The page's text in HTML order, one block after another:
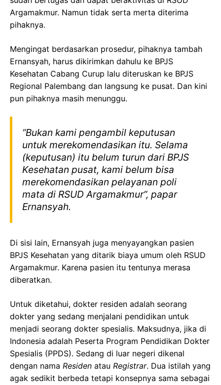
Argamakmur. Namun tidak serta merta diterima
pihaknya.
Mengingat berdasarkan prosedur, pihaknya tambah
Ernansyah, harus dikirimkan dahulu ke BPJS
Kesehatan Cabang Curup lalu diteruskan ke BPJS
Regional Palembang dan langsung ke pusat. Dan kini
pun pihaknya masih menunggu.
“Bukan kami pengambil keputusan
untuk merekomendasikan itu. Selama
(keputusan) itu belum turun dari BPJS
Kesehatan pusat, kami belum bisa
merekomendasikan pelayanan poli
mata di RSUD Argamakmur”, papar
Ernansyah.
Di sisi lain, Ernansyah juga menyayangkan pasien
BPJS Kesehatan yang ditarik biaya umum oleh RSUD
Argamakmur. Karena pasien itu tentunya merasa
diberatkan.
Untuk diketahui, dokter residen adalah seorang
dokter yang sedang menjalani pendidikan untuk
menjadi seorang dokter spesialis. Maksudnya, jika di
Indonesia adalah Peserta Program Pendidikan Dokter
Spesialis (PPDS). Sedang di luar negeri dikenal
dengan nama Residen atau Registrar. Dua istilah yang
agak sedikit berbeda tetapi konsepnya sama sebagai